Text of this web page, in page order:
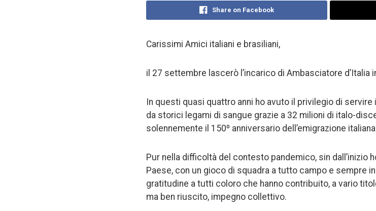
Share on Facebook
Carissimi Amici italiani e brasiliani,
il 27 settembre lascerò l’incarico di Ambasciatore d’Italia
In questi quasi quattro anni ho avuto il privilegio di
da storici legami di sangue grazie a 32 milioni di italo-
solennemente il 150º anniversario dell’emigrazione
Pur nella difficoltà del contesto pandemico, sin dall’inizio
Paese, con un gioco di squadra a tutto campo e sempre
gratitudine a tutti coloro che hanno contribuito, a vario
ma ben riuscito, impegno collettivo.